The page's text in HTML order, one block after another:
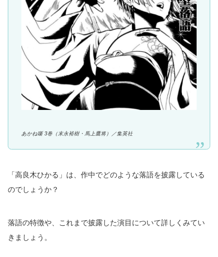
あかね噺 3巻（末永裕樹・馬上鷹将 ）／集英社
「高良木ひかる」は、作中でどのような落語を披露している
のでしょうか？
落語の特徴や、これまで披露した演目について詳しくみてい
きましょう。